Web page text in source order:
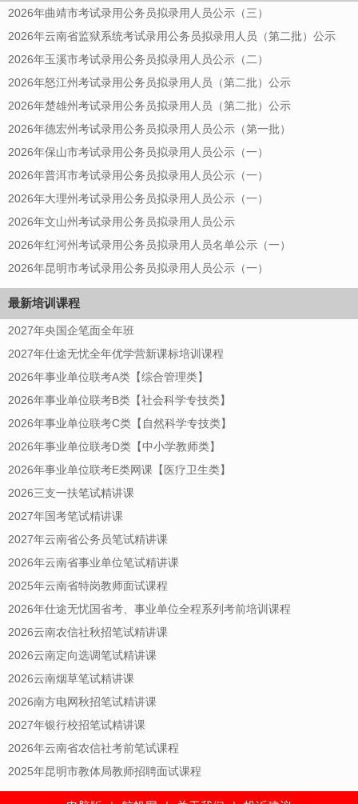
2026年曲靖市考试录用公务员拟录用人员公示（三）
2026年云南省监狱系统考试录用公务员拟录用人员（第二批）公示
2026年玉溪市考试录用公务员拟录用人员公示（二）
2026年怒江州考试录用公务员拟录用人员（第二批）公示
2026年楚雄州考试录用公务员拟录用人员（第二批）公示
2026年德宏州考试录用公务员拟录用人员公示（第一批）
2026年保山市考试录用公务员拟录用人员公示（一）
2026年普洱市考试录用公务员拟录用人员公示（一）
2026年大理州考试录用公务员拟录用人员公示（一）
2026年文山州考试录用公务员拟录用人员公示
2026年红河州考试录用公务员拟录用人员名单公示（一）
2026年昆明市考试录用公务员拟录用人员公示（一）
最新培训课程
2027年央国企笔面全年班
2027年仕途无忧全年优学营新课标培训课程
2026年事业单位联考A类【综合管理类】
2026年事业单位联考B类【社会科学专技类】
2026年事业单位联考C类【自然科学专技类】
2026年事业单位联考D类【中小学教师类】
2026年事业单位联考E类网课【医疗卫生类】
2026三支一扶笔试精讲课
2027年国考笔试精讲课
2027年云南省公务员笔试精讲课
2026年云南省事业单位笔试精讲课
2025年云南省特岗教师面试课程
2026年仕途无忧国省考、事业单位全程系列考前培训课程
2026云南农信社秋招笔试精讲课
2026云南定向选调笔试精讲课
2026云南烟草笔试精讲课
2026南方电网秋招笔试精讲课
2027年银行校招笔试精讲课
2026年云南省农信社考前笔试课程
2025年昆明市教体局教师招聘面试课程